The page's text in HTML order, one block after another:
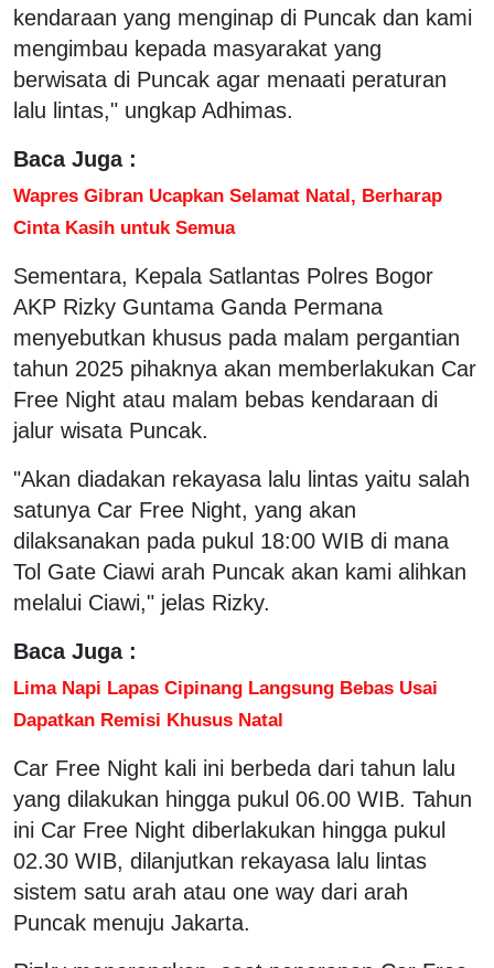
kendaraan yang menginap di Puncak dan kami
mengimbau kepada masyarakat yang
berwisata di Puncak agar menaati peraturan
lalu lintas," ungkap Adhimas.
Baca Juga :
Wapres Gibran Ucapkan Selamat Natal, Berharap
Cinta Kasih untuk Semua
Sementara, Kepala Satlantas Polres Bogor
AKP Rizky Guntama Ganda Permana
menyebutkan khusus pada malam pergantian
tahun 2025 pihaknya akan memberlakukan Car
Free Night atau malam bebas kendaraan di
jalur wisata Puncak.
"Akan diadakan rekayasa lalu lintas yaitu salah
satunya Car Free Night, yang akan
dilaksanakan pada pukul 18:00 WIB di mana
Tol Gate Ciawi arah Puncak akan kami alihkan
melalui Ciawi," jelas Rizky.
Baca Juga :
Lima Napi Lapas Cipinang Langsung Bebas Usai
Dapatkan Remisi Khusus Natal
Car Free Night kali ini berbeda dari tahun lalu
yang dilakukan hingga pukul 06.00 WIB. Tahun
ini Car Free Night diberlakukan hingga pukul
02.30 WIB, dilanjutkan rekayasa lalu lintas
sistem satu arah atau one way dari arah
Puncak menuju Jakarta.